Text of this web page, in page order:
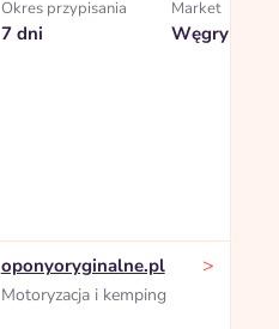
Okres przypisania
7 dni
Market
Węgry
oponyoryginalne.pl
Motoryzacja i kemping
>